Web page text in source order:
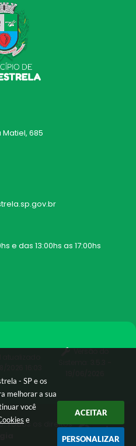
- SP e os
melhorar a sua
você
e
ACEITAR
PERSONALIZAR
Matiel, 685
e das 13:00hs as 17:00hs
Versão do
Todos os direitos